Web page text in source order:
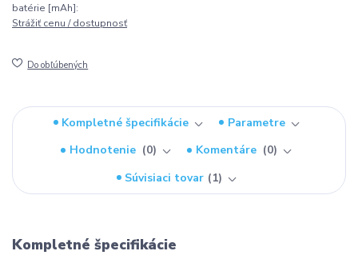
batérie [mAh]:
Strážiť cenu / dostupnosť
Do obľúbených
Kompletné špecifikácie
Parametre
Hodnotenie
0 Komentáre
0
Súvisiaci tovar
1
Kompletné špecifikácie